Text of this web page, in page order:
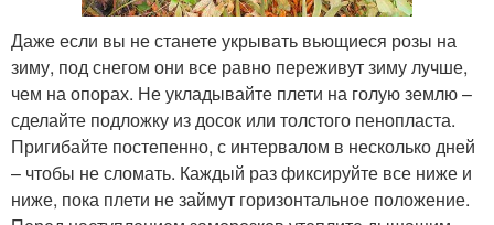
Даже если вы не станете укрывать вьющиеся розы на
зиму, под снегом они все равно переживут зиму лучше,
чем на опорах. Не укладывайте плети на голую землю –
сделайте подложку из досок или толстого пенопласта.
Пригибайте постепенно, с интервалом в несколько дней
– чтобы не сломать. Каждый раз фиксируйте все ниже и
ниже, пока плети не займут горизонтальное положение.